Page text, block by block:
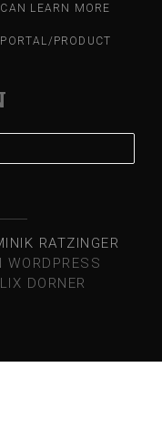
LEARN MORE
PRODUCT
RATZINGER
WORDPRESS
DORNER